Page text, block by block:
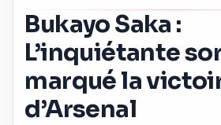
Bukayo Saka :
L’inquiétante
marqué la
d’Arsenal